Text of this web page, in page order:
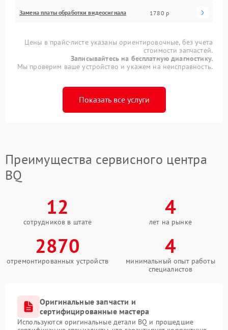
Замена платы обработки видеосигнала 1780 р
Цены в прайс-листе указаны ориентировочные, без учета
стоимости запчастей.
Записывайтесь на бесплатную диагностику.
Мы проверим ваше устройство и укажем на неисправность.
Показать все услуги
Преимущества сервисного центра
BQ
12
сотрудников в штате
4
лет на рынке
2870
отремонтированных устройств
4
минимальный опыт работы
специалистов
Оригинальные запчасти и
сертифицированные мастера
Используются оригинальные детали BQ и прошедшие